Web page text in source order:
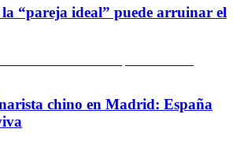
“pareja ideal” puede arruinar el
chino en Madrid: España